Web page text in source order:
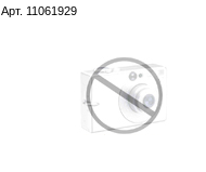
Арт. 11061929